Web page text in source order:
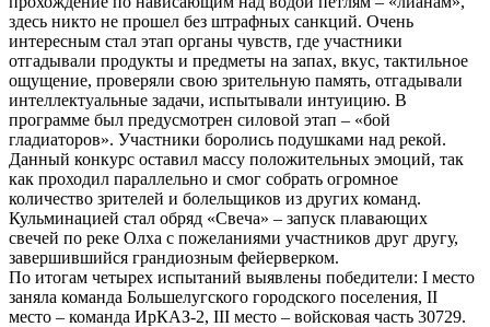
здесь никто не прошел без штрафных санкций. Очень
интересным стал этап органы чувств, где участники
отгадывали продукты и предметы на запах, вкус, тактильное
ощущение, проверяли свою зрительную память, отгадывали
интеллектуальные задачи, испытывали интуицию. В
программе был предусмотрен силовой этап – «бой
гладиаторов». Участники боролись подушками над рекой.
Данный конкурс оставил массу положительных эмоций, так
как проходил параллельно и смог собрать огромное
количество зрителей и болельщиков из других команд.
Кульминацией стал обряд «Свеча» – запуск плавающих
свечей по реке Олха с пожеланиями участников друг другу,
завершившийся грандиозным фейерверком.
По итогам четырех испытаний выявлены победители: I место
заняла команда Большелугского городского поселения, II
место – команда ИрКАЗ-2, III место – войсковая часть 30729.